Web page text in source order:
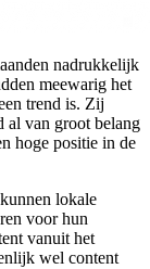
nadrukkelijk
meewarig het
trend is. Zij
al van groot belang
hoge positie in de
lokale
voor hun
vanuit het
wel content